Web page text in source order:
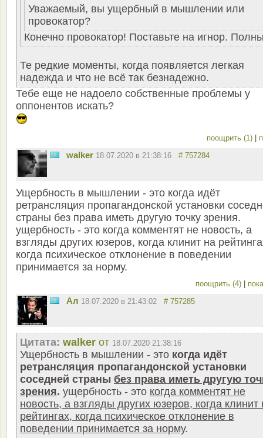
Уважаемый, вы ущербный в мышлении или
провокатор?
Конечно провокатор! Поставьте на игнор.
Те редкие моменты, когда появляется легкая
надежда и что не всё так безнадежно.
Тебе еще не надоело собственные проблемы у
оппонентов искать?
поощрить (1)
walker 18.07.2020 в 21:38:16 # 757284
Ущербность в мышлении - это когда идёт
ретрансляция пропагандонской установки
страны без права иметь другую точку зрения.
ущербность - это когда комментят не новость, а
взгляды других юзеров, когда клинит на
когда психическое отклонение в поведении
принимается за норму.
поощрить (4)
Ал 18.07.2020 в 21:43:02 # 757285
Цитата: walker от 18.07.2020 21:38:16
Ущербность в мышлении - это когда идёт
ретрансляция пропагандонской установки
соседней страны без права иметь другую
зрения. ущербность - это когда комментят не
новость, а взгляды других юзеров, когда клинит
рейтингах, когда психическое отклонение в
поведении принимается за норму.